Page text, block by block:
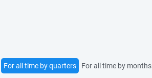
For all time by quarters For all time by months